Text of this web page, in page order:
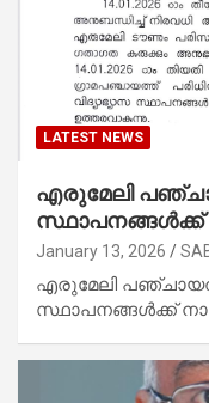
LATEST NEWS
എരുമേലി
സ്ഥാപനങ്ങൾക്ക്
January 13, 2026
എരുമേലി
സ്ഥാപനങ്ങൾക്ക്